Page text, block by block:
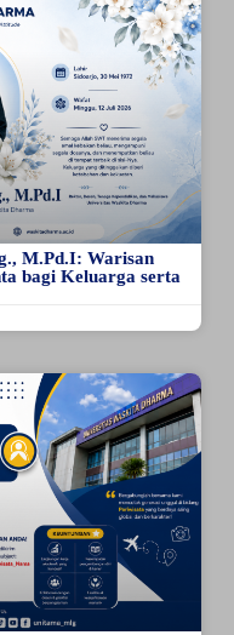
M.Pd.I: Warisan
bagi Keluarga serta